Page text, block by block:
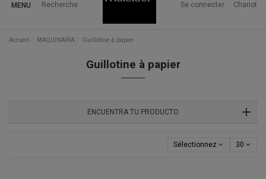
MENU Recherche Se connecter Chariot
Accueil MAQUINARIA Guillotine à papier
Guillotine à papier
ENCUENTRA TU PRODUCTO
Sélectionnez 30